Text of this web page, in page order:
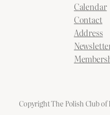
Calendar
Contact
Address
Copyright The Polish Club of